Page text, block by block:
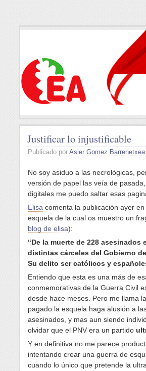
Justificar lo injustificable
Publicado por Asier Gomez Barrenetxea
No soy asiduo a las necrológicas,
versión de papel las veía de
digitales me puedo saltar esas
Elisa comenta la publicación ayer
esquela de la cual os muestro un
blog de elisa):
“De la muerte de 228 asesinados
distintas cárceles del Gobierno
Su delito ser católicos y
Entiendo que esta es una más de
conmemorativas de la Guerra Civil
desde hace meses. Pero me llama
pagado la esquela haga alusión a
asesinados, y mas aun siendo
olvidar que el PNV era un partido
Y en definitiva no me parece
intentando crear una guerra de
cuando lo único que pretende la